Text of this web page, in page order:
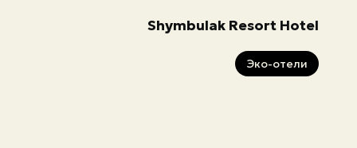
Shymbulak Resort Hotel
Эко-отели